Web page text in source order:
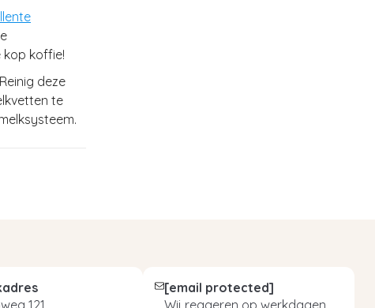
koffie!
deze
te
121
[email protected]
Wij reageren op werkdagen